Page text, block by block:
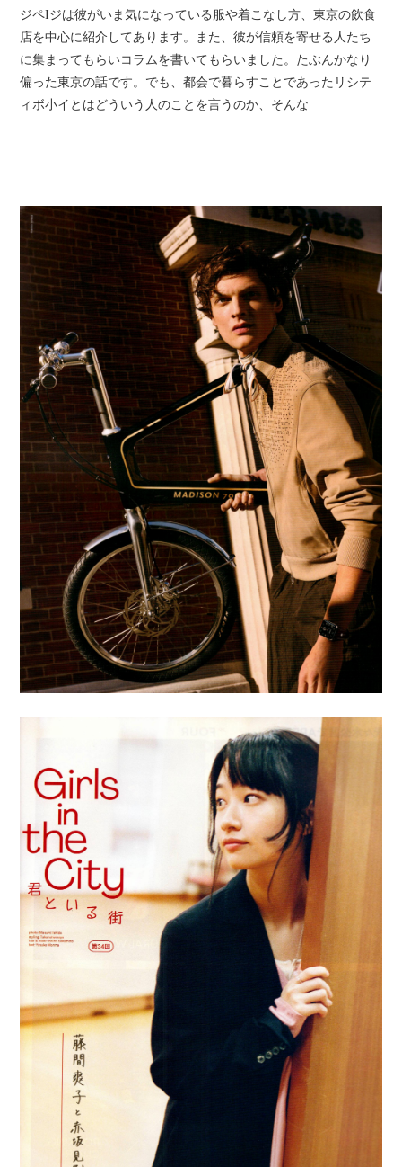
ジペIジは彼がいま気になっている服や着こなし方、東京の飲食
店を中心に紹介してあります。また、彼が信頼を寄せる人たち
に集まってもらいコラムを書いてもらいました。たぶんかなり
偏った東京の話です。でも、都会で暮らすことであったリシテ
ィボ小イとはどういう人のことを言うのか、そんな